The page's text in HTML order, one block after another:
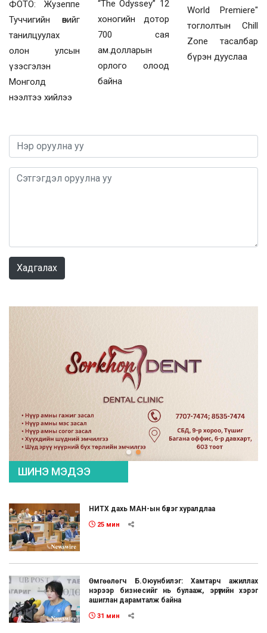
ФОТО: Жузеппе
Туччигийн өвийг
танилцуулах
олон улсын
үзэсгэлэн
Монголд
нээлтээ хийлээ
“The Odyssey” 12
хоногийн дотор
700 сая
ам.долларын
орлого олоод
байна
World Premiere"
тоглолтын Chill
Zone тасалбар
бүрэн дууслаа
Хадгалах
ШИНЭ МЭДЭЭ
НИТХ дахь МАН-ын бүлэг хуралдлаа
25 мин
Өмгөөлөгч Б.Оюунбилэг: Хамтарч ажиллах
нэрээр бизнесийг нь булааж, эрүүгийн хэрэг
ашиглан дарамталж байна
31 мин